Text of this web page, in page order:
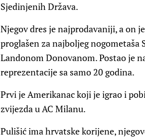
Sjedinjenih Država.
Njegov dres je najprodavaniji, a on
proglašen za najboljeg nogometaša
Landonom Donovanom. Postao je
reprezentacije sa samo 20 godina.
Prvi je Amerikanac koji je igrao i
zvijezda u AC Milanu.
Pulišić ima hrvatske korijene,